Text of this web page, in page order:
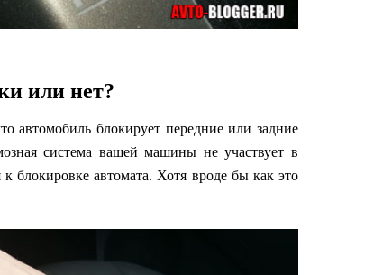
или нет?
автомобиль блокирует передние или задние
система вашей машины не участвует в
блокировке автомата. Хотя вроде бы как это